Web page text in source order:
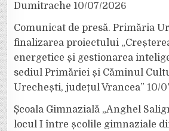
Dumitrache 10/07/2026
Comunicat de presă. Primăria
finalizarea proiectului
energetice și gestionarea
sediul Primăriei și Căminul
Urechești, județul Vrancea” 10/
Școala Gimnazială „Anghel
locul I între școlile gimnaziale